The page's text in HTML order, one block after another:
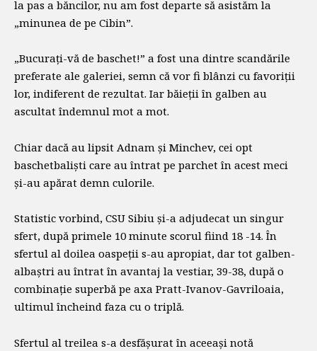
la pas a băncilor, nu am fost departe să asistăm la
„minunea de pe Cibin”.
„Bucurați-vă de baschet!” a fost una dintre scandările
preferate ale galeriei, semn că vor fi blânzi cu favoriții
lor, indiferent de rezultat. Iar băieții în galben au
ascultat îndemnul mot a mot.
Chiar dacă au lipsit Adnam și Minchev, cei opt
baschetbaliști care au întrat pe parchet în acest meci
și-au apărat demn culorile.
Statistic vorbind, CSU Sibiu și-a adjudecat un singur
sfert, după primele 10 minute scorul fiind 18 -14. În
sfertul al doilea oaspeții s-au apropiat, dar tot galben-
albaștri au întrat în avantaj la vestiar, 39-38, după o
combinație superbă pe axa Pratt-Ivanov-Gavriloaia,
ultimul încheind faza cu o triplă.
Sfertul al treilea s-a desfășurat în aceeași notă